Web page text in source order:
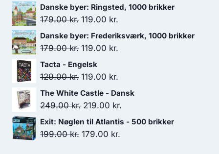
Danske byer: Ringsted, 1000 brikker
179.00kr. Den
oprindelige
pris
179.00 kr..
119.00 kr.
aktuelle
Danske byer: Frederiksværk, 1000 brikker
179.00kr. Den
oprindelige
pris
179.00 kr..
119.00 kr.
Tacta - Engelsk
129.00kr. Den
oprindelige
pris
129.00 kr..
119.00 kr.
aktuelle
pris
The White Castle - Dansk
249.00kr. Den
oprindelige
pris
219.00 kr.
aktuelle
Exit: Nøglen til Atlantis - 500 brikker
199.00kr. Den
179.00 kr.